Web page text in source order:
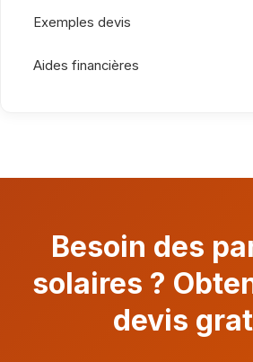
Exemples devis
Aides financières
Besoin des
solaires ?
devis